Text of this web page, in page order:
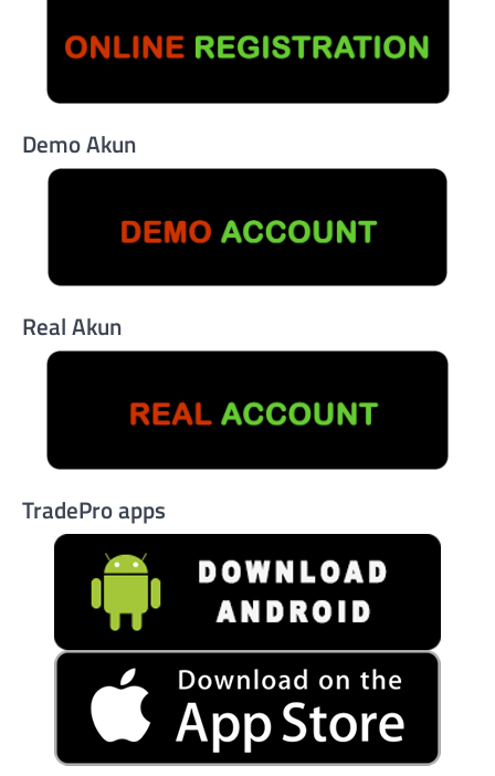
Demo Akun
Real Akun
TradePro apps